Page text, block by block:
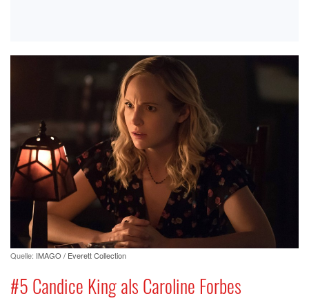
Quelle: IMAGO / Everett Collection
#5 Candice King als Caroline Forbes